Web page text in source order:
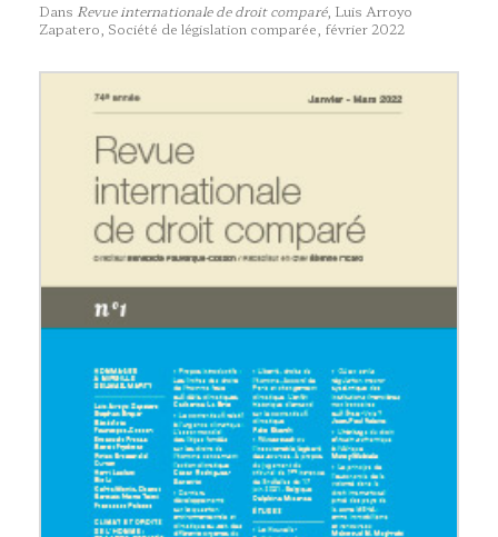
Dans Revue internationale de droit comparé, Luis Arroyo
Zapatero, Société de législation comparée , février 2022